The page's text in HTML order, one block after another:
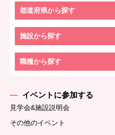
都道府県から探す
施設から探す
職種から探す
イベントに参加する
見学会&施設説明会
その他のイベント